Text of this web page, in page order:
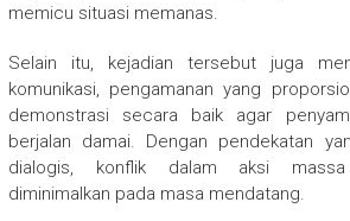
memicu situasi memanas.
Selain itu, kejadian tersebut juga
komunikasi, pengamanan yang
demonstrasi secara baik agar
berjalan damai. Dengan pendekatan
dialogis, konflik dalam aksi
diminimalkan pada masa mendatang.